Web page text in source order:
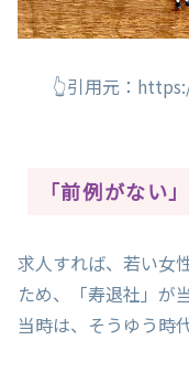
👆引用元：
「前例がない」
求人すれば、若い女
ため、「寿退社」が
当時は、そうゆう時